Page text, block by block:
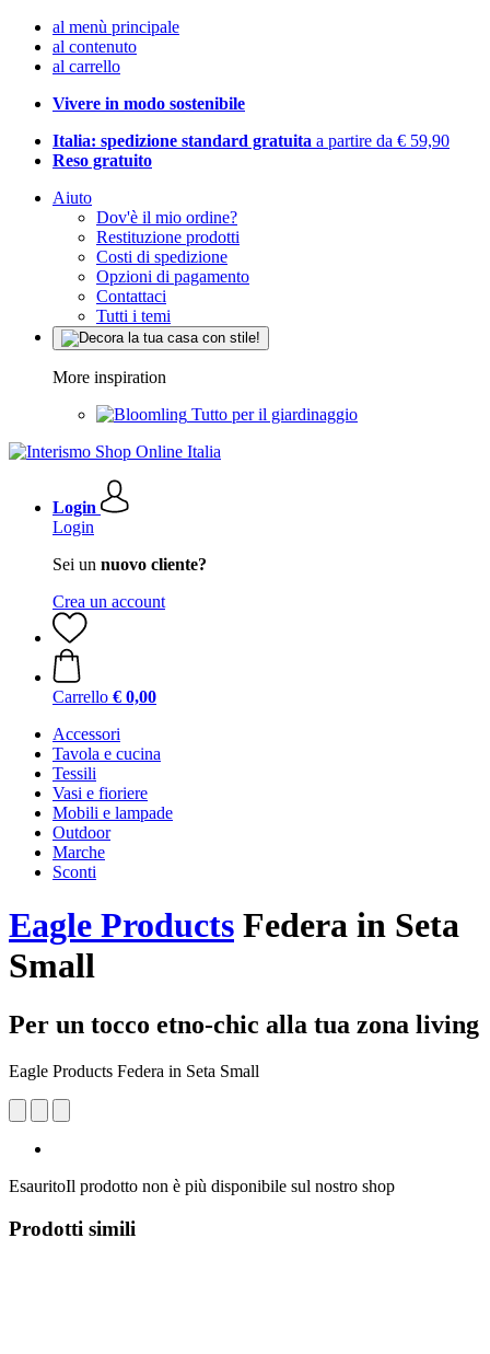
al menù principale
al contenuto
al carrello
Vivere in modo sostenibile
Italia: spedizione standard gratuita a partire da € 59,90
Reso gratuito
Aiuto
Dov'è il mio ordine?
Restituzione prodotti
Costi di spedizione
Opzioni di pagamento
Contattaci
Tutti i temi
More inspiration
Tutto per il giardinaggio
Login
Login
Sei un nuovo cliente?
Crea un account
Carrello € 0,00
Accessori
Tavola e cucina
Tessili
Vasi e fioriere
Mobili e lampade
Outdoor
Marche
Sconti
Eagle Products Federa in Seta
Small
Per un tocco etno-chic alla tua zona living
Eagle Products Federa in Seta Small
EsauritoIl prodotto non è più disponibile sul nostro shop
Prodotti simili